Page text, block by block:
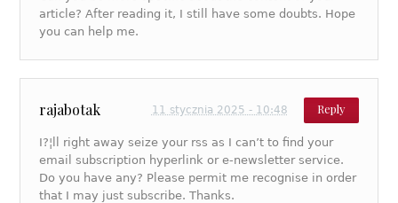
article? After reading it, I still have some doubts. Hope
you can help me.
rajabotak Reply
11 stycznia 2025 - 10:48
I?¦ll right away seize your rss as I can’t to find your
email subscription hyperlink or e-newsletter service.
Do you have any? Please permit me recognise in order
that I may just subscribe. Thanks.